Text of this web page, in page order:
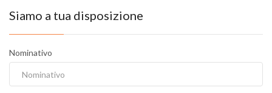
Siamo a tua disposizione
Nominativo